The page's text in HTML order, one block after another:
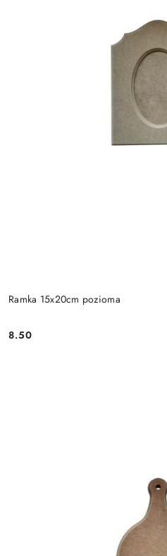
Ramka 15x20cm pozioma
Cena:
8.50